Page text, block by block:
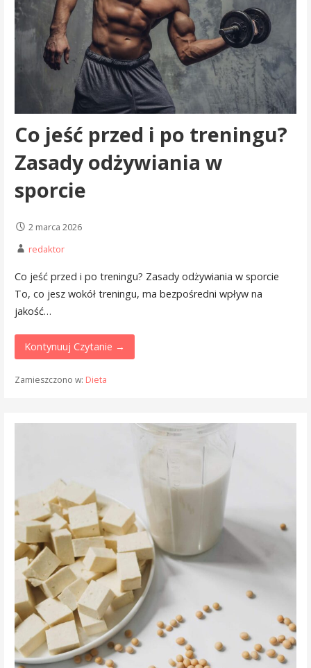
Co jeść przed i po treningu?
Zasady odżywiania w
sporcie
2 marca 2026
redaktor
Co jeść przed i po treningu? Zasady odżywiania w sporcie
To, co jesz wokół treningu, ma bezpośredni wpływ na
jakość…
Kontynuuj Czytanie →
Zamieszczono w: Dieta